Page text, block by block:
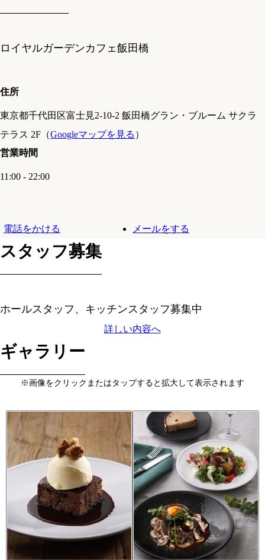
ロイヤルガーデンカフェ飯田橋
住所
東京都千代田区富士見2-10-2 飯田橋グラン・ブルーム サクラ
テラス 2F（Googleマップを見る ）
営業時間
11:00 - 22:00
電話をかける メールをする
スタッフ募集
ホールスタッフ、キッチンスタッフ募集中
詳しい内容へ
ギャラリー
※画像をクリックまたはタップすると拡大して表示されます